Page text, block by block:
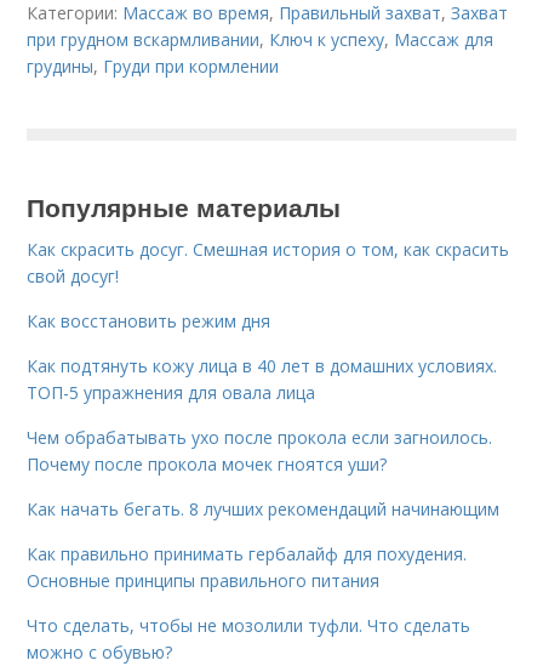
Категории: Массаж во время, Правильный захват,Захват
при грудном вскармливании, Ключ к успеху, Массаж для
грудины, Груди при кормлении
Популярные материалы
Как скрасить досуг. Смешная история о том, как скрасить
свой досуг!
Как восстановить режим дня
Как подтянуть кожу лица в 40 лет в домашних условиях.
ТОП-5 упражнения для овала лица
Чем обрабатывать ухо после прокола если загноилось.
Почему после прокола мочек гноятся уши?
Как начать бегать. 8 лучших рекомендаций начинающим
Как правильно принимать гербалайф для похудения.
Основные принципы правильного питания
Что сделать, чтобы не мозолили туфли. Что сделать
можно с обувью?